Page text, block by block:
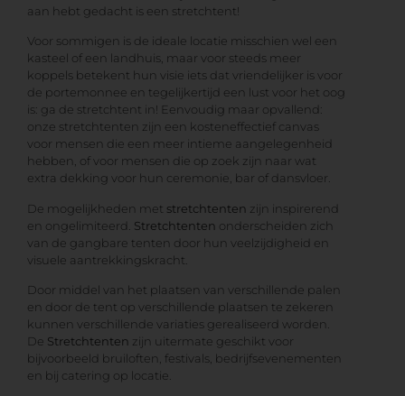
aan hebt gedacht is een stretchtent!
Voor sommigen is de ideale locatie misschien wel een
kasteel of een landhuis, maar voor steeds meer
koppels betekent hun visie iets dat vriendelijker is voor
de portemonnee en tegelijkertijd een lust voor het oog
is: ga de stretchtent in! Eenvoudig maar opvallend:
onze stretchtenten zijn een kosteneffectief canvas
voor mensen die een meer intieme aangelegenheid
hebben, of voor mensen die op zoek zijn naar wat
extra dekking voor hun ceremonie, bar of dansvloer.
De mogelijkheden met stretchtenten zijn inspirerend
en ongelimiteerd. Stretchtenten onderscheiden zich
van de gangbare tenten door hun veelzijdigheid en
visuele aantrekkingskracht.
Door middel van het plaatsen van verschillende palen
en door de tent op verschillende plaatsen te zekeren
kunnen verschillende variaties gerealiseerd worden.
De Stretchtenten zijn uitermate geschikt voor
bijvoorbeeld bruiloften, festivals, bedrijfsevenementen
en bij catering op locatie.